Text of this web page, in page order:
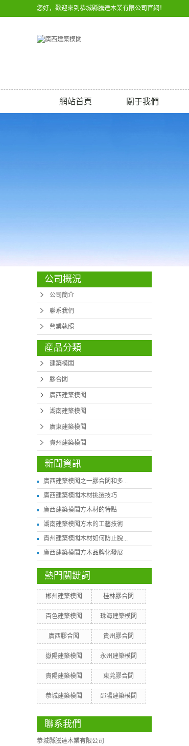
您好，歡迎來到恭城縣騰達木業有限公司官網！
網站首頁 關于我們
公司概況
公司簡介
聯系我們
營業執照
産品分類
建築模闆
膠合闆
廣西建築模闆
湖南建築模闆
廣東建築模闆
貴州建築模闆
新聞資訊
廣西建築模闆之一膠合闆和多...
廣西建築模闆木材挑選技巧
廣西建築摸闆方木材的特點
湖南建築模闆方木的工藝技術
貴州建築模闆木材如何防止脫...
廣西建築模闆方木品牌化發展
熱門關鍵詞
郴州建築模闆 桂林膠合闆
百色建築模闆 珠海建築模闆
廣西膠合闆 貴州膠合闆
嶽陽建築模闆 永州建築模闆
貴陽建築模闆 東莞膠合闆
恭城建築模闆 邵陽建築模闆
聯系我們
恭城縣騰達木業有限公司